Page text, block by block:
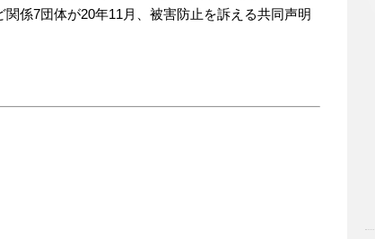
係7団体が20年11月、被害防止を訴える共同声明